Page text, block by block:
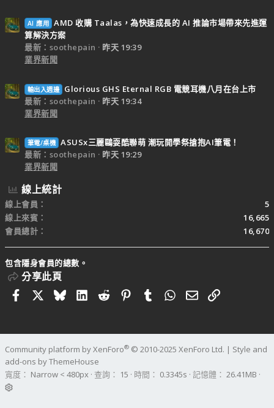
AI 應用 AMD 收購 Taalas，為快速成長的 AI 推論市場帶來先進運
算解決方案
最新：soothepain
昨天 19:39
業界新聞
輸出入週邊
Glorious GHS Eternal RGB 電競耳機八月在台上市
最新：soothepain
昨天 19:34
業界新聞
筆電/桌機 ASUSx三麗鷗耍酷聯萌 潮玩開學祭搶抱AI筆電！
最新：soothepain
昨天 19:29
業界新聞
線上統計
線上會員
5
線上來賓
16,665
會員總計
16,670
包含隱身會員的總數。
分享此頁
FacebookBlueskyLinkedIn
RedditPinterestTumblrWhatsApp
電子郵件
連結
Community platform by XenForo® © 2010-2025 XenForo Ltd. | Style and
add-ons by ThemeHouse
寬度
查詢 15 時間 0.3345s 記憶體 26.41MB